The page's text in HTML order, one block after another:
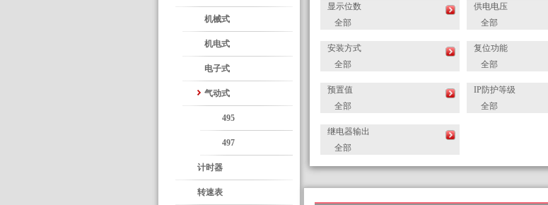
机械式
机电式
电子式
气动式
495
497
计时器
转速表
显示位数
全部
供电电压
全部
安装方式
全部
复位功能
全部
预置值
全部
IP防护等级
全部
继电器输出
全部